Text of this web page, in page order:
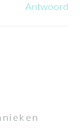
Antwoord